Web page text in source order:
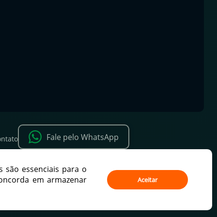
Fale pelo WhatsApp
são essenciais para o
em armazenar
Aceitar